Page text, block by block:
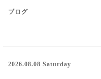
ブログ
2026.08.08 Saturday